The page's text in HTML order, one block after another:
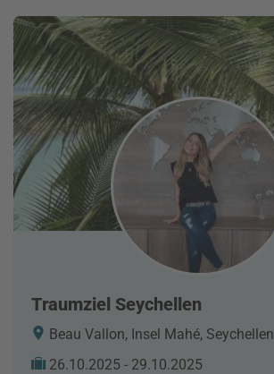
Traumziel Seychellen
Beau Vallon, Insel Mahé, Seychellen
26.10.2025 - 29.10.2025